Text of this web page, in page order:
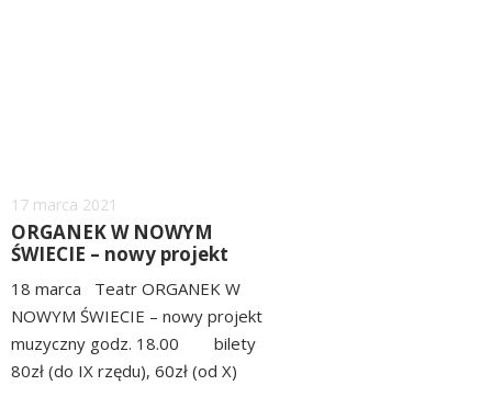
Dodano
17 marca 2021
ORGANEK W NOWYM
ŚWIECIE – nowy projekt
18 marca Teatr ORGANEK W
NOWYM ŚWIECIE – nowy projekt
muzyczny godz. 18.00 bilety
80zł (do IX rzędu), 60zł (od X)